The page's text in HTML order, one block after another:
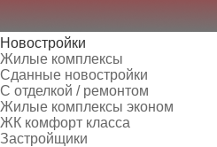
Новостройки
Жилые комплексы
Сданные новостройки
С отделкой / ремонтом
Жилые комплексы эконом
ЖК комфорт класса
Застройщики